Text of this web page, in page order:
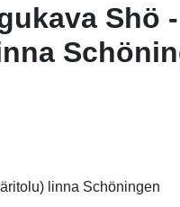
Shö
linna Schöningen